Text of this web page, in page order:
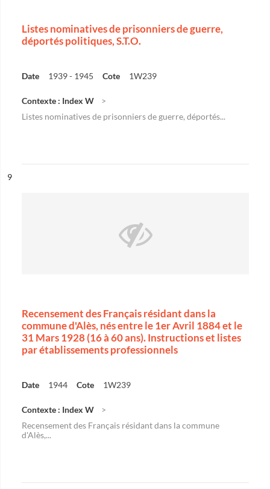
Listes nominatives de prisonniers de guerre,
déportés politiques, S.T.O.
Date 1939 - 1945 Cote 1W239
Contexte : Index W
Listes nominatives de prisonniers de guerre, déportés...
n°
9
Recensement des Français résidant dans la
commune d'Alès, nés entre le 1er Avril 1884 et le
31 Mars 1928 (16 à 60 ans). Instructions et listes
par établissements professionnels
Date 1944 Cote 1W239
Contexte : Index W
Recensement des Français résidant dans la commune
d'Alès,...